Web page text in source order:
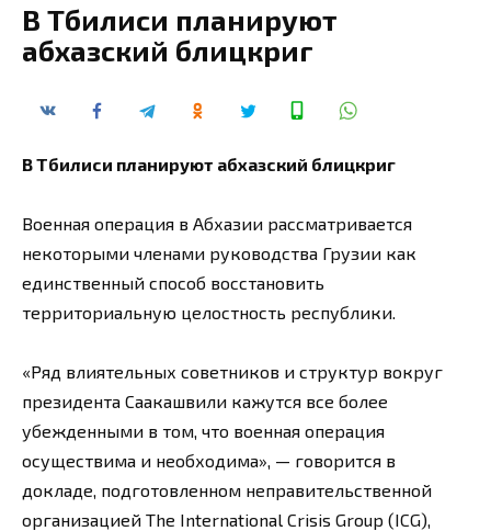
В Тбилиси планируют
абхазский блицкриг
В Тбилиси планируют абхазский блицкриг
Военная операция в Абхазии рассматривается
некоторыми членами руководства Грузии как
единственный способ восстановить
территориальную целостность республики.
«Ряд влиятельных советников и структур вокруг
президента Саакашвили кажутся все более
убежденными в том, что военная операция
осуществима и необходима», — говорится в
докладе, подготовленном неправительственной
организацией The International Crisis Group (ICG),